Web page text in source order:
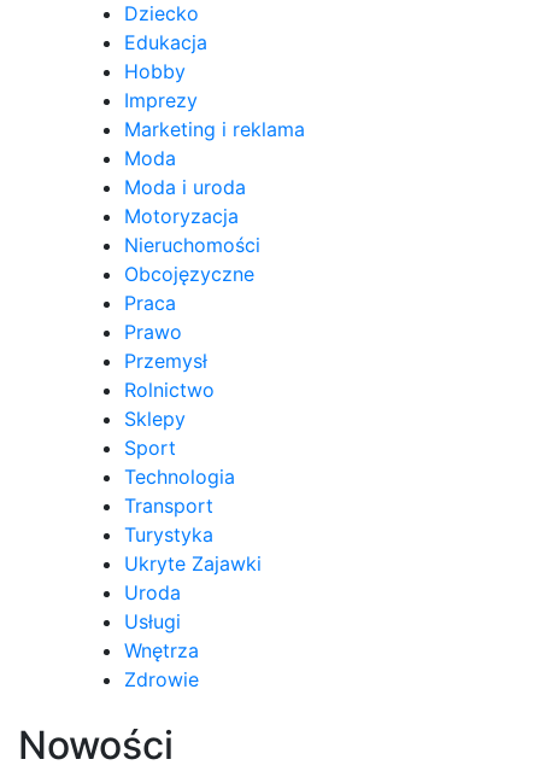
Dziecko
Edukacja
Hobby
Imprezy
Marketing i reklama
Moda
Moda i uroda
Motoryzacja
Nieruchomości
Obcojęzyczne
Praca
Prawo
Przemysł
Rolnictwo
Sklepy
Sport
Technologia
Transport
Turystyka
Ukryte Zajawki
Uroda
Usługi
Wnętrza
Zdrowie
Nowości